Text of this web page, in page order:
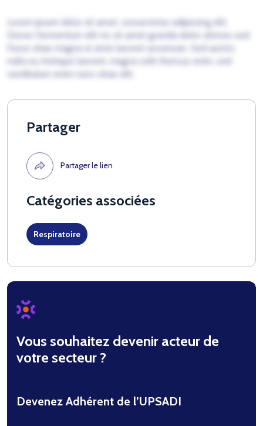
Lorem ipsum dolor sit amet, consectetur adipiscing elit.
Donec fermentum elit mi, sit amet gravida dolor ultrices sed.
Fusce vitae magna ut ante laoreet accumsan. Sed auctor,
nulla eu tristique laoreet, magna velit rhoncus enim, sed
vestibulum enim nunc vitae elit.
Partager
Partager le lien
Catégories associées
Respiratoire
Vous souhaitez devenir acteur de
votre secteur ?
Devenez Adhérent de l’UPSADI